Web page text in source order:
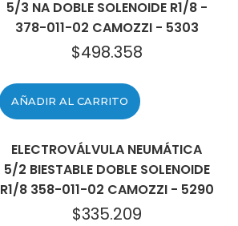
5/3 NA DOBLE SOLENOIDE R1/8 -
378-011-02 CAMOZZI - 5303
$498.358
AÑADIR AL CARRITO
ELECTROVÁLVULA NEUMÁTICA
5/2 BIESTABLE DOBLE SOLENOIDE
R1/8 358-011-02 CAMOZZI - 5290
$335.209